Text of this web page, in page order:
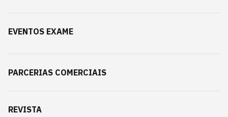
EVENTOS EXAME
PARCERIAS COMERCIAIS
REVISTA